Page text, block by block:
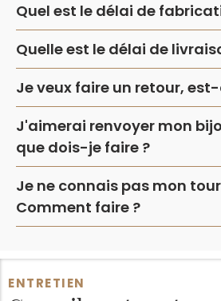
Quel est le délai de
Quelle est le délai de
Je veux faire un retour,
J'aimerai renvoyer mon
que dois-je faire ?
Je ne connais pas mon
Comment faire ?
ENTRETIEN